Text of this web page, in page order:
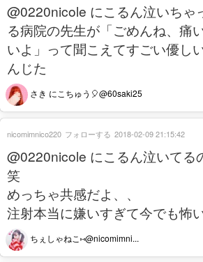
@0220nicole にこるん泣いちゃ
る病院の先生が「ごめんね、痛
いよ」って聞こえてすごい優し
んじた
さき にこちゅう🎈@60saki25
@0220nicole にこるん泣いてる
笑
めっちゃ共感だよ、、
注射本当に嫌いすぎて今でも怖
ちぇしゃねこ⑅@nicomimni...
nicomimnico220 フォローする 2018-02-09 21:15:42